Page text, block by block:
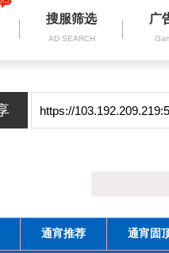
搜服筛选
AD SEARCH
广
通宵推荐 通宵固